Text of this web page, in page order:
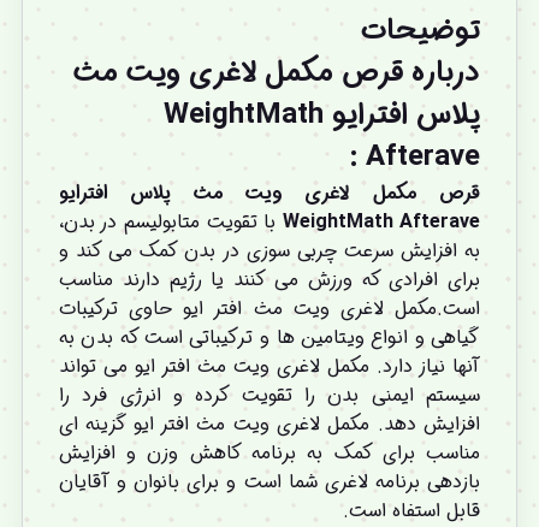
توضیحات
درباره قرص مکمل لاغری ویت مث
پلاس افترایو WeightMath
Afterave :
قرص مکمل لاغری ویت مث پلاس افترایو
WeightMath Afterave با تقویت متابولیسم در بدن،
به افزایش سرعت چربی سوزی در بدن کمک می کند و
برای افرادی که ورزش می کنند یا رژیم دارند مناسب
است.مکمل لاغری ویت مث افتر ایو حاوی ترکیبات
گیاهی و انواع ویتامین ها و ترکیباتی است که بدن به
آنها نیاز دارد. مکمل لاغری ویت مث افتر ایو می تواند
سیستم ایمنی بدن را تقویت کرده و انرژی فرد را
افزایش دهد. مکمل لاغری ویت مث افتر ایو گزینه ای
مناسب برای کمک به برنامه کاهش وزن و افزایش
بازدهی برنامه لاغری شما است و برای بانوان و آقایان
قابل استفاه است.